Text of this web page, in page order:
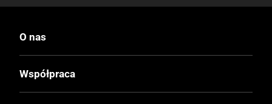
I
Druk
Kolor
O nas
Współpraca